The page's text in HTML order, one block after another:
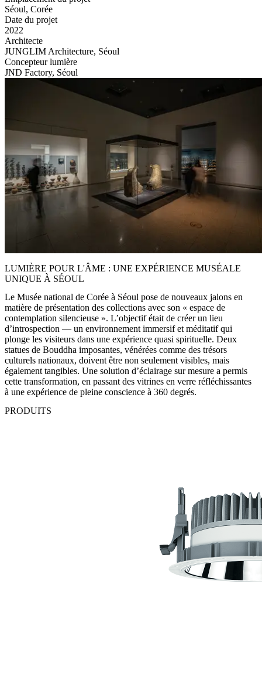
Séoul, Corée
Date du projet
2022
Architecte
JUNGLIM Architecture, Séoul
Concepteur lumière
JND Factory, Séoul
LUMIÈRE POUR L'ÂME : UNE EXPÉRIENCE MUSÉALE
UNIQUE À SÉOUL
Le Musée national de Corée à Séoul pose de nouveaux jalons en
matière de présentation des collections avec son « espace de
contemplation silencieuse ». L’objectif était de créer un lieu
d’introspection — un environnement immersif et méditatif qui
plonge les visiteurs dans une expérience quasi spirituelle. Deux
statues de Bouddha imposantes, vénérées comme des trésors
culturels nationaux, doivent être non seulement visibles, mais
également tangibles. Une solution d’éclairage sur mesure a permis
cette transformation, en passant des vitrines en verre réfléchissantes
à une expérience de pleine conscience à 360 degrés.
PRODUITS